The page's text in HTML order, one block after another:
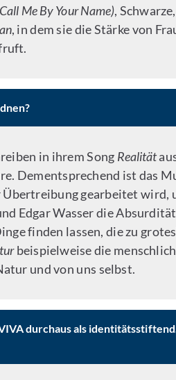
Me By Your Name),
, in dem sie die Stärke von
in ihrem Song Realität
Dementsprechend ist das
Übertreibung gearbeitet
Edgar Wasser die
finden lassen, die zu
beispielweise die
und von uns selbst.
durchaus als